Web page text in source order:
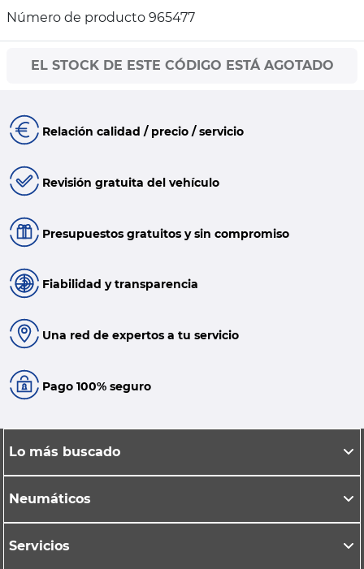
Número de producto 965477
EL STOCK DE ESTE CÓDIGO ESTÁ AGOTADO
Relación calidad / precio / servicio
Revisión gratuita del vehículo
Presupuestos gratuitos y sin compromiso
Fiabilidad y transparencia
Una red de expertos a tu servicio
Pago 100% seguro
Lo más buscado
Neumáticos
Servicios